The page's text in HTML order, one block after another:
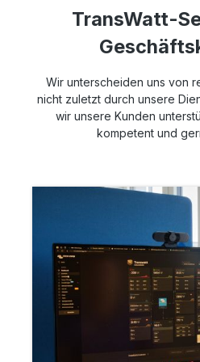
TransWatt-
Wir unterscheiden uns von
nicht zuletzt durch unsere
wir unsere Kunden
kompetent und